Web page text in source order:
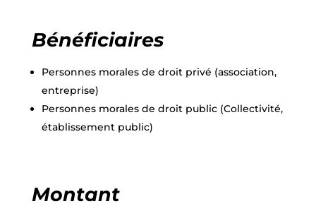
Bénéficiaires
Personnes morales de droit privé (association,
entreprise)
Personnes morales de droit public (Collectivité,
établissement public)
Montant